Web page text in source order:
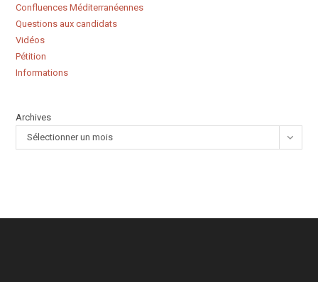
Confluences Méditerranéennes
Questions aux candidats
Vidéos
Pétition
Informations
Archives
Sélectionner un mois